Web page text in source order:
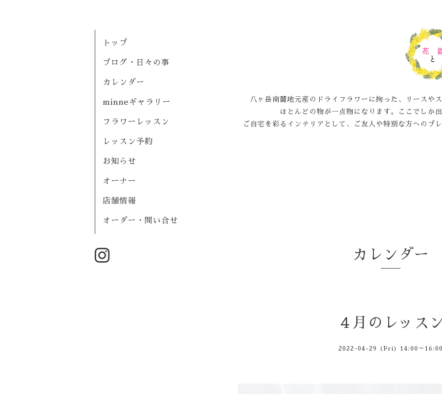
八ヶ岳南麓地元産のドライフラワーに拘った、リースや
ほとんどの物が一点物になります。ここでしか
ご自宅を彩るインテリアとして、ご友人や特別な方へのプ
トップ
ブログ・日々の事
カレンダー
minneギャラリー
フラワーレッスン
レッスン予約
お知らせ
オーナー
店舗情報
オーダー・問い合せ
カレンダー
４月のレッス
2022-04-29 (Fri) 14:00～